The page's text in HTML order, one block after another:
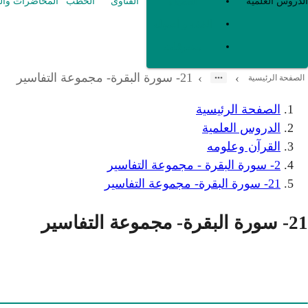
الصفحة الرئيسية ›
› 21- سورة البقرة- مجموعة التفاسير
الصفحة الرئيسية
الدروس العلمية
القرآن وعلومه
2- سورة البقرة - مجموعة التفاسير
21- سورة البقرة- مجموعة التفاسير
21- سورة البقرة- مجموعة التفاسير